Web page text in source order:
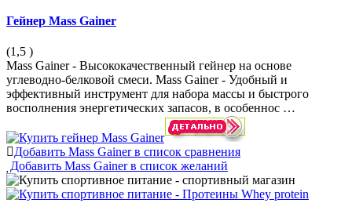
Гейнер Mass Gainer
(1,5 )
Mass Gainer - Высококачественный гейнер на основе
углеводно-белковой смеси. Mass Gainer - Удобный и
эффективный инструмент для набора массы и быстрого
восполнения энергетических запасов, в особеннос …
Добавить Mass Gainer в список сравнения
Добавить Mass Gainer в список желаний